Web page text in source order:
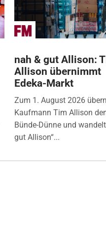
nah & gut Allison:
Allison übernimmt
Edeka-Markt
Zum 1. August 2026
Kaufmann Tim Allison
Bünde-Dünne und
gut Allison“...